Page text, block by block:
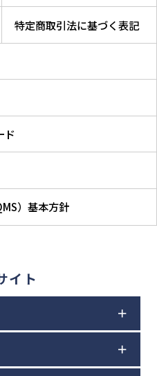
特定商取引法に基づく表記
ド
）基本方針
イト